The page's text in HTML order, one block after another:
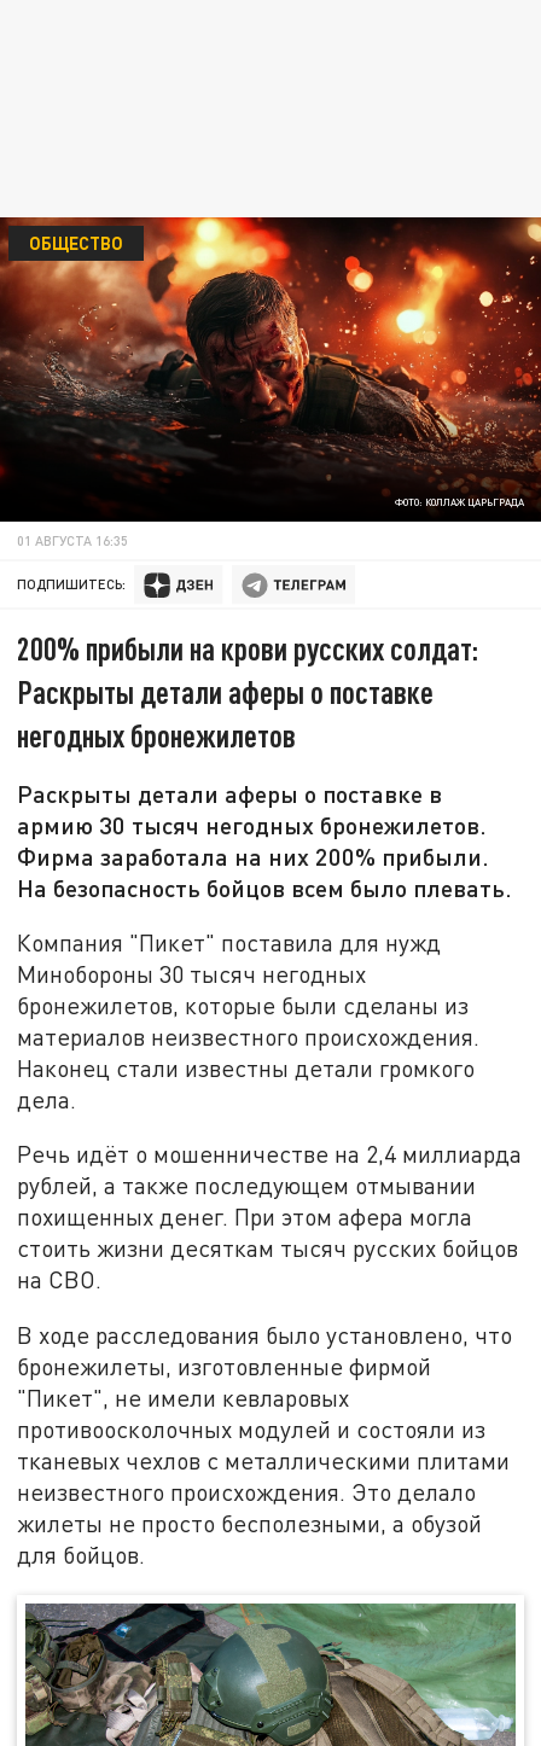
ФОТО: КОЛЛАЖ ЦАРЬГРАДА
ОБЩЕСТВО
01 АВГУСТА 16:35
ПОДПИШИТЕСЬ:
200% прибыли на крови русских солдат:
Раскрыты детали аферы о поставке
негодных бронежилетов
Раскрыты детали аферы о поставке в
армию 30 тысяч негодных бронежилетов.
Фирма заработала на них 200% прибыли.
На безопасность бойцов всем было плевать.
Компания "Пикет" поставила для нужд
Минобороны 30 тысяч негодных
бронежилетов, которые были сделаны из
материалов неизвестного происхождения.
Наконец стали известны детали громкого
дела.
Речь идёт о мошенничестве на 2,4 миллиарда
рублей, а также последующем отмывании
похищенных денег. При этом афера могла
стоить жизни десяткам тысяч русских бойцов
на СВО.
В ходе расследования было установлено, что
бронежилеты, изготовленные фирмой
"Пикет", не имели кевларовых
противоосколочных модулей и состояли из
тканевых чехлов с металлическими плитами
неизвестного происхождения. Это делало
жилеты не просто бесполезными, а обузой
для бойцов.